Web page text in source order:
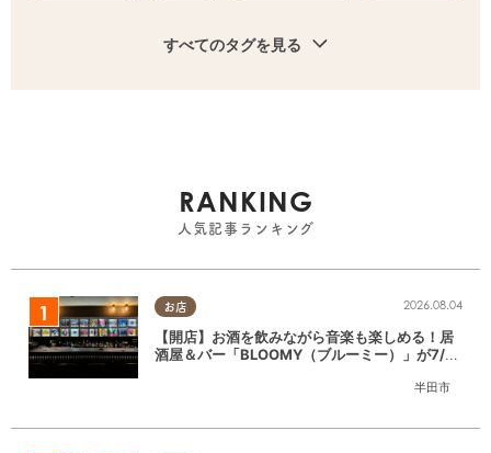
すべてのタグを見る
RANKING
人気記事ランキング
お店
半田市
2026.08.04
【開店】お酒を飲みながら音楽も楽しめる！居
酒屋＆バー「BLOOMY（ブルーミー）」が7/3